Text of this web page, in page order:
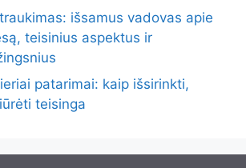
išsamus vadovas apie
teisinius aspektus ir
patarimai: kaip išsirinkti,
teisinga